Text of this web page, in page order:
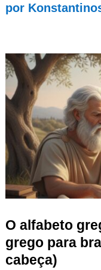
por
O alfabeto
grego para
cabeça)